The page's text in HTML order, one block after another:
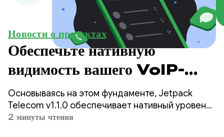
Новости о продуктах
Обеспечьте нативную
видимость вашего VoIP-
приложения с помощью
последней альфа-версии от
Telecom.
Основываясь на этом фундаменте, Jetpack
Telecom v1.1.0 обеспечивает нативный уровень
видимости и удобства для сторонних VoIP-
2 минуты чтения